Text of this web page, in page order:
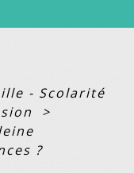
- Scolarité
>
?